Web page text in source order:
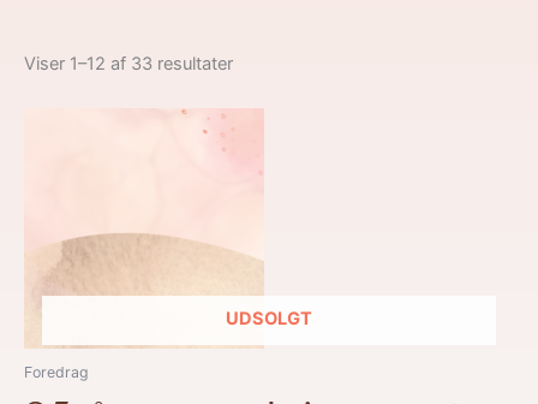
Viser 1–12 af 33 resultater
UDSOLGT
Foredrag